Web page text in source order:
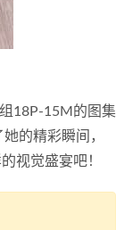
18P-15M的图集
的精彩瞬间，
视觉盛宴吧！